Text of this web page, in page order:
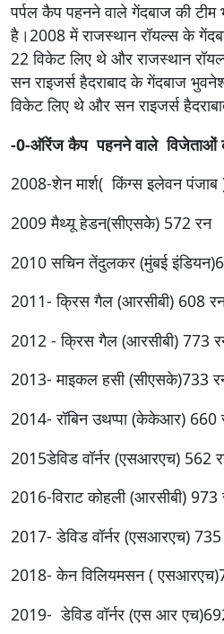
पर्पल कैप पहनने वाले गेंदबाज की टीम
है।2008 में राजस्थान रॉयल्स के
22 विकेट लिए थे और राजस्थान
सन राइजर्स हैदराबाद के गेंदबाज
विकेट लिए थे और सन राइजर्स
-0-ऑरेंज कैप पहनने वाले विजेताओं
2008-शेन मार्श( किंग्स इलेवन
2009 मैथ्यू हेडन(सीएसके) 572 रन
2010 सचिन तेंदुलकर (मुंबई
2011- क्रिस गैल (आरसीबी) 608
2012 - क्रिस गैल (आरसीबी) 773
2013- माइकल हसी (सीएसके)733
2014- रॉबिन उथप्पा (केकेआर) 660
2015डेविड वॉर्नर (एसआरएच) 562
2016-विराट कोहली (आरसीबी) 973
2017- डेविड वॉर्नर (एसआरएच)
2018- केन विलियमसन (
2019- डेविड वॉर्नर (एस आर